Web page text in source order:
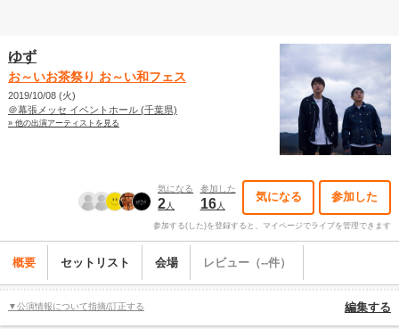
ゆず
お～いお茶祭り お～い和フェス
2019/10/08 (火)
＠幕張メッセ イベントホール (千葉県)
» 他の出演アーティストを見る
気になる
2人
参加した
16人
気になる 参加した
参加する(した)を登録すると、マイページでライブを管理できます
概要 セットリスト 会場 レビュー（--件）
▼公演情報について指摘/訂正する 編集する